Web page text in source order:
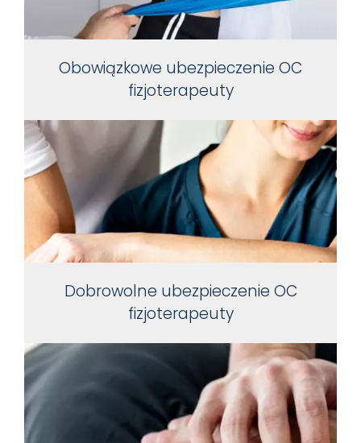
Obowiązkowe ubezpieczenie OC
fizjoterapeuty
Dobrowolne ubezpieczenie OC
fizjoterapeuty